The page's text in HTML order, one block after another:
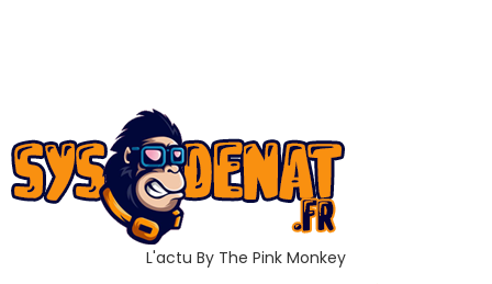
L'actu By The Pink Monkey